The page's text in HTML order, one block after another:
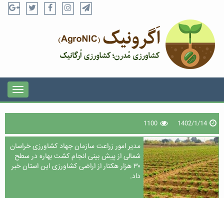
1402/1/14
1100
مدیر امور زراعت سازمان جهاد کشاورزی خراسان
شمالی از پیش بینی انجام کشت بهاره در سطح
۳۰ هزار هکتار از اراضی کشاورزی این استان خبر
داد.